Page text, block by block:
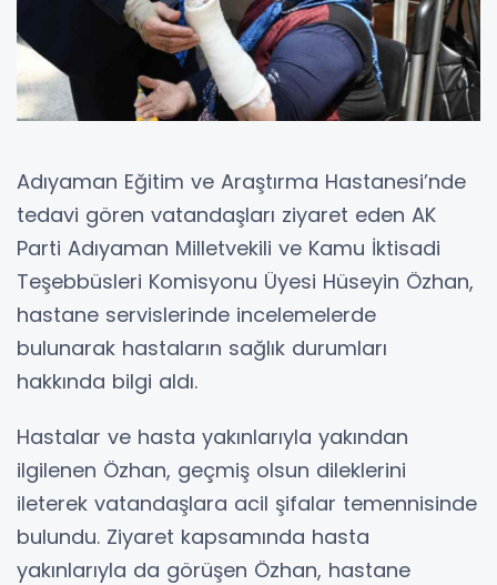
Adıyaman Eğitim ve Araştırma Hastanesi’nde
tedavi gören vatandaşları ziyaret eden AK
Parti Adıyaman Milletvekili ve Kamu İktisadi
Teşebbüsleri Komisyonu Üyesi Hüseyin Özhan,
hastane servislerinde incelemelerde
bulunarak hastaların sağlık durumları
hakkında bilgi aldı.
Hastalar ve hasta yakınlarıyla yakından
ilgilenen Özhan, geçmiş olsun dileklerini
ileterek vatandaşlara acil şifalar temennisinde
bulundu. Ziyaret kapsamında hasta
yakınlarıyla da görüşen Özhan, hastane